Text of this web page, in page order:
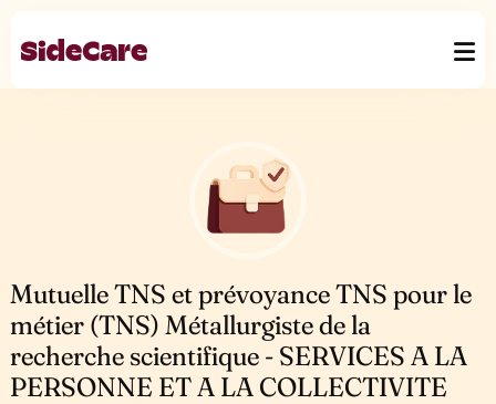
Mutuelle TNS et prévoyance TNS pour le
métier (TNS) Métallurgiste de la
recherche scientifique - SERVICES A LA
PERSONNE ET A LA COLLECTIVITE